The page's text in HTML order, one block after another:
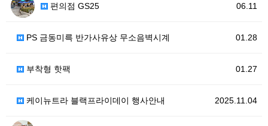
06.11
편의점 GS25
01.28
PS 금동미륵 반가사유상 무소음벽시계
01.27
부착형 핫팩
2025.11.04
케이뉴트라 블랙프라이데이 행사안내